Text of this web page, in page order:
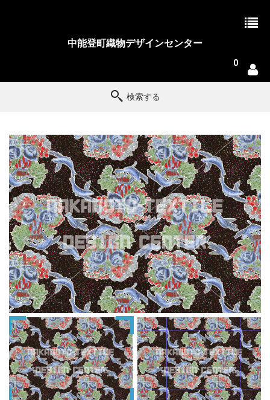
中能登町織物デザインセンター
0
検索する